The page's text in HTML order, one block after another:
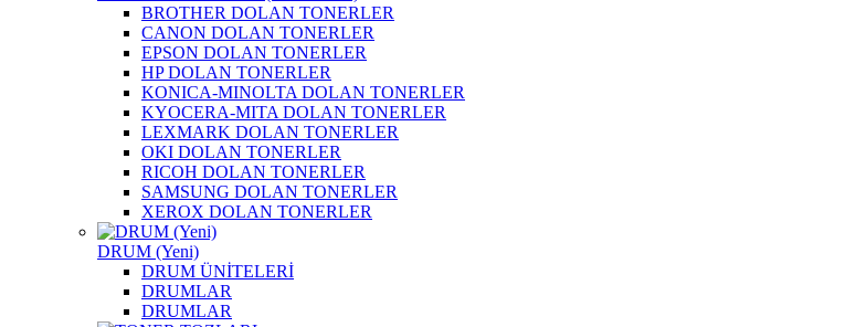
BROTHER DOLAN TONERLER
CANON DOLAN TONERLER
EPSON DOLAN TONERLER
HP DOLAN TONERLER
KONICA-MINOLTA DOLAN TONERLER
KYOCERA-MITA DOLAN TONERLER
LEXMARK DOLAN TONERLER
OKI DOLAN TONERLER
RICOH DOLAN TONERLER
SAMSUNG DOLAN TONERLER
XEROX DOLAN TONERLER
DRUM (Yeni)
DRUM ÜNİTELERİ
DRUMLAR
DRUMLAR